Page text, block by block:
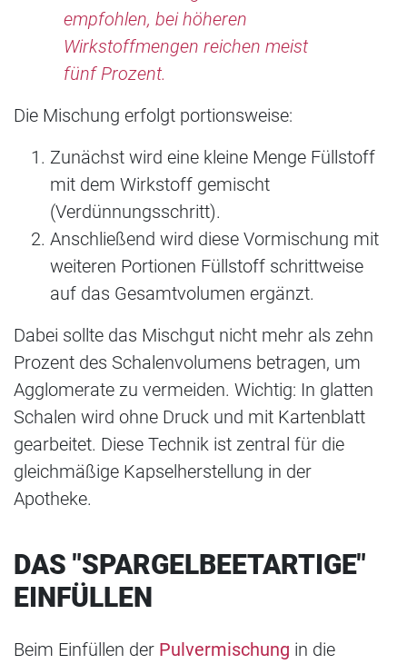
empfohlen, bei höheren
Wirkstoffmengen reichen meist
fünf Prozent.
Die Mischung erfolgt portionsweise:
Zunächst wird eine kleine Menge Füllstoff
mit dem Wirkstoff gemischt
(Verdünnungsschritt).
Anschließend wird diese Vormischung mit
weiteren Portionen Füllstoff schrittweise
auf das Gesamtvolumen ergänzt.
Dabei sollte das Mischgut nicht mehr als zehn
Prozent des Schalenvolumens betragen, um
Agglomerate zu vermeiden. Wichtig: In glatten
Schalen wird ohne Druck und mit Kartenblatt
gearbeitet. Diese Technik ist zentral für die
gleichmäßige Kapselherstellung in der
Apotheke.
DAS "SPARGELBEETARTIGE"
EINFÜLLEN
Beim Einfüllen der Pulvermischung in die